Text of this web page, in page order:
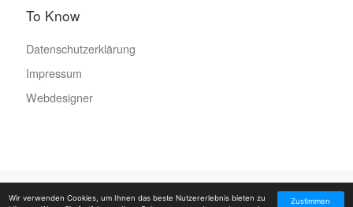
To Know
Datenschutzerklärung
Impressum
Webdesigner
© 2026SAMMLUNG de WERYHA– Alle Rechte vorbehalten
Zustimmen
Wir verwenden Cookies, um Ihnen das beste Nutzererlebnis bieten zu